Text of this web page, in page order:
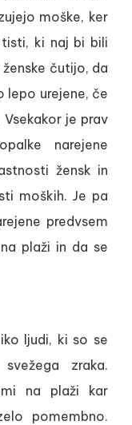
moške, ker
ki naj bi bili
čutijo, da
lepo urejene, če
je prav
narejene
žensk in
moških. Je pa
predvsem
plaži in da se
ljudi, ki so se
zraka.
na plaži kar
pomembno.